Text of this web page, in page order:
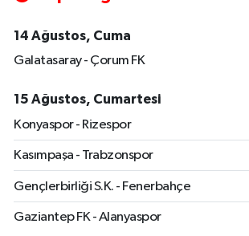
14 Ağustos, Cuma
Galatasaray - Çorum FK
15 Ağustos, Cumartesi
Konyaspor - Rizespor
Kasımpaşa - Trabzonspor
Gençlerbirliği S.K. - Fenerbahçe
Gaziantep FK - Alanyaspor